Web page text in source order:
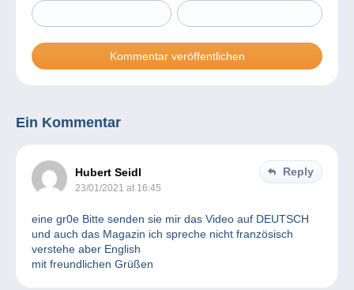
Ein Kommentar
Hubert Seidl
23/01/2021 at 16:45
Reply
eine gr0e Bitte senden sie mir das Video auf DEUTSCH
und auch das Magazin ich spreche nicht französisch
verstehe aber English
mit freundlichen Grüßen